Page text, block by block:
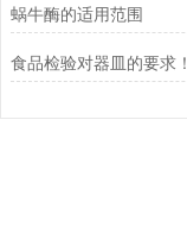
蜗牛酶的适用范围
食品检验对器皿的要求！